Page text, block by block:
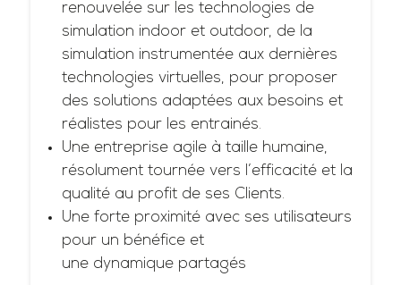
renouvelée sur les technologies de
simulation indoor et outdoor, de la
simulation instrumentée aux dernières
technologies virtuelles, pour proposer
des solutions adaptées aux besoins et
réalistes pour les entrainés.
Une entreprise agile à taille humaine,
résolument tournée vers l’efficacité et la
qualité au profit de ses Clients.
Une forte proximité avec ses utilisateurs
pour un bénéfice et
une dynamique partagés